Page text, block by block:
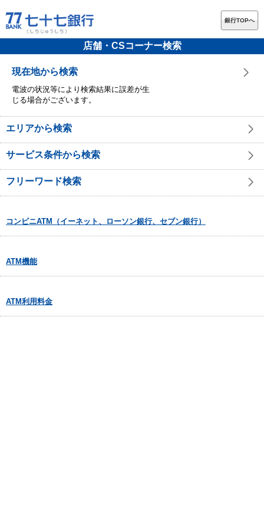
銀行TOPへ
店舗・CSコーナー検索
現在地から検索
電波の状況等により検索結果に誤差が生
じる場合がございます。
エリアから検索
サービス条件から検索
フリーワード検索
コンビニATM（イーネット、ローソン銀行、セブン銀行）
ATM機能
ATM利用料金